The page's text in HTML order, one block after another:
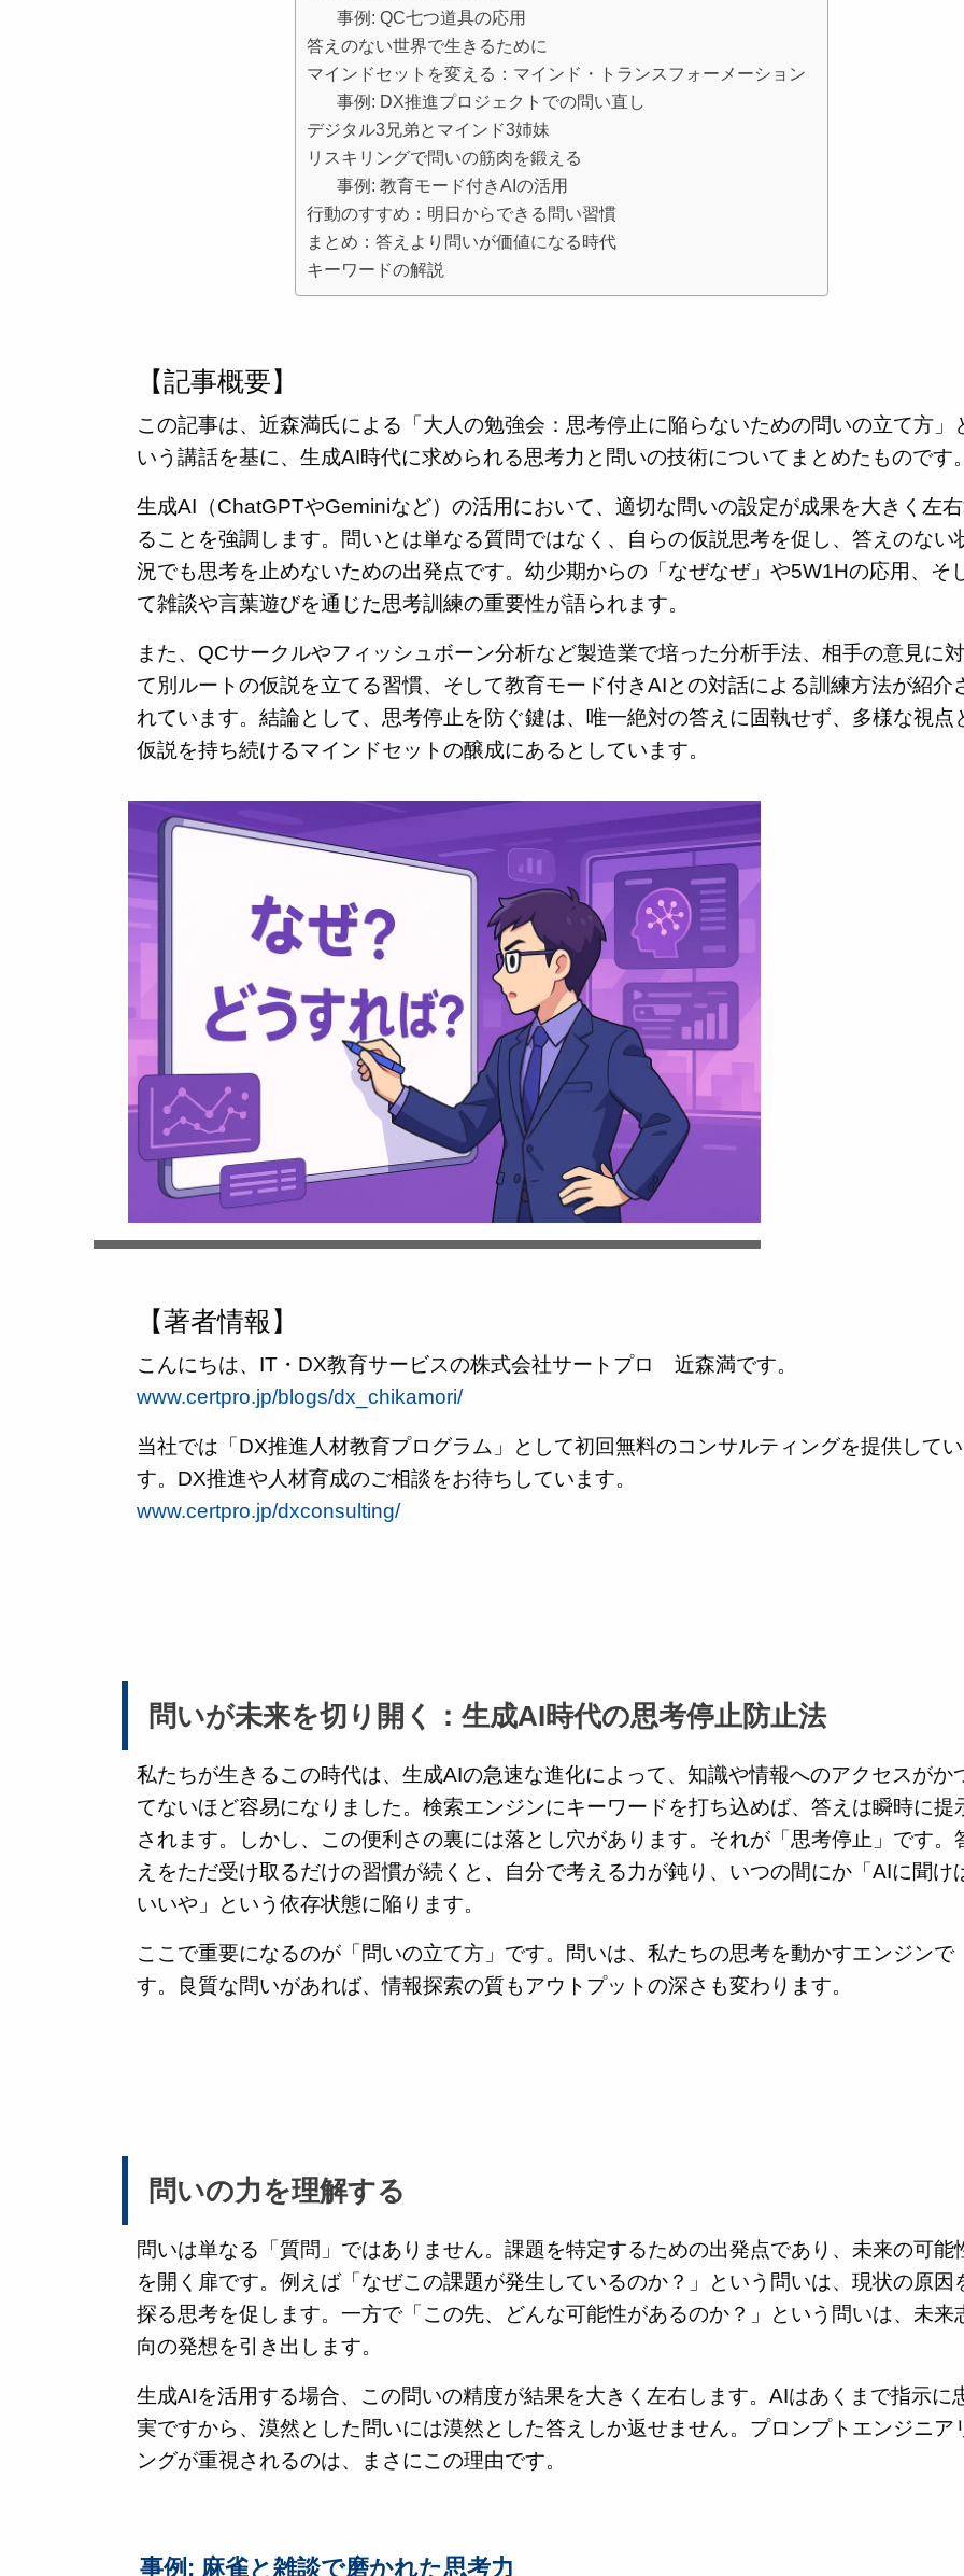
事例: QC七つ道具の応用
答えのない世界で生きるために
マインドセットを変える：マインド・トランスフォーメーション
事例: DX推進プロジェクトでの問い直し
デジタル3兄弟とマインド3姉妹
リスキリングで問いの筋肉を鍛える
事例: 教育モード付きAIの活用
行動のすすめ：明日からできる問い習慣
まとめ：答えより問いが価値になる時代
キーワードの解説
【記事概要】
この記事は、近森満氏による「大人の勉強会：思考停止に陥らないための問いの立て方」
いう講話を基に、生成AI時代に求められる思考力と問いの技術についてまとめたものです
生成AI（ChatGPTやGeminiなど）の活用において、適切な問いの設定が成果を大きく左
ることを強調します。問いとは単なる質問ではなく、自らの仮説思考を促し、答えのない
況でも思考を止めないための出発点です。幼少期からの「なぜなぜ」や5W1Hの応用、そ
て雑談や言葉遊びを通じた思考訓練の重要性が語られます。
また、QCサークルやフィッシュボーン分析など製造業で培った分析手法、相手の意見に
て別ルートの仮説を立てる習慣、そして教育モード付きAIとの対話による訓練方法が紹介
れています。結論として、思考停止を防ぐ鍵は、唯一絶対の答えに固執せず、多様な視点
仮説を持ち続けるマインドセットの醸成にあるとしています。
【著者情報】
こんにちは、IT・DX教育サービスの株式会社サートプロ 近森満です。
www.certpro.jp/blogs/dx_chikamori/
当社では「DX推進人材教育プログラム」として初回無料のコンサルティングを提供して
す。DX推進や人材育成のご相談をお待ちしています。
www.certpro.jp/dxconsulting/
問いが未来を切り開く：生成AI時代の思考停止防止法
私たちが生きるこの時代は、生成AIの急速な進化によって、知識や情報へのアクセスがか
てないほど容易になりました。検索エンジンにキーワードを打ち込めば、答えは瞬時に提
されます。しかし、この便利さの裏には落とし穴があります。それが「思考停止」です。
えをただ受け取るだけの習慣が続くと、自分で考える力が鈍り、いつの間にか「AIに聞け
いいや」という依存状態に陥ります。
ここで重要になるのが「問いの立て方」です。問いは、私たちの思考を動かすエンジンで
す。良質な問いがあれば、情報探索の質もアウトプットの深さも変わります。
問いの力を理解する
問いは単なる「質問」ではありません。課題を特定するための出発点であり、未来の可能
を開く扉です。例えば「なぜこの課題が発生しているのか？」という問いは、現状の原因
探る思考を促します。一方で「この先、どんな可能性があるのか？」という問いは、未来
向の発想を引き出します。
生成AIを活用する場合、この問いの精度が結果を大きく左右します。AIはあくまで指示に
実ですから、漠然とした問いには漠然とした答えしか返せません。プロンプトエンジニア
ングが重視されるのは、まさにこの理由です。
事例: 麻雀と雑談で磨かれた思考力